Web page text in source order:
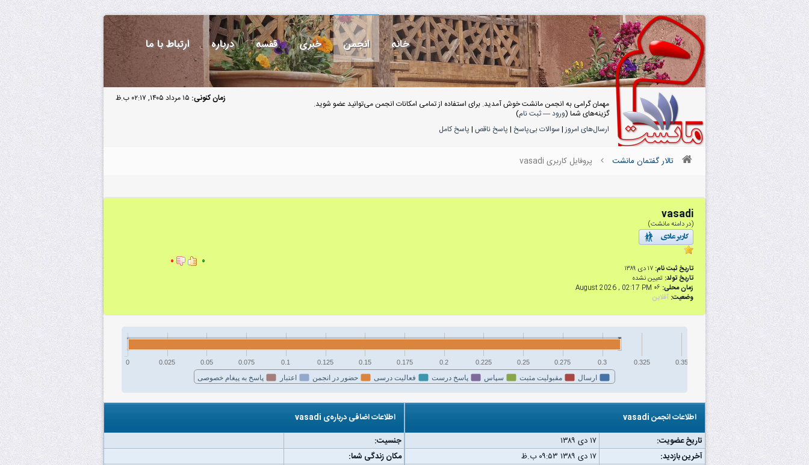
خانه انجمن خبری قفسه درباره ارتباط با ما
زمان کنونی: ۱۵ مرداد ۱۴۰۵, ۰۲:۱۷ ب.ظ
مهمان گرامی به انجمن مانشت خوش آمدید. برای استفاده از تمامی امکانات انجمن می‌توانید عضو شوید.
گزینه‌های شما (ورود—ثبت نام)
ارسال‌های امروز| سوالات بی‌پاسخ | پاسخ ناقص | پاسخ کامل
تالار گفتمان مانشت پروفایل کاربری vasadi
vasadi
(در دامنه مانشت)
تاریخ ثبت نام: ۱۷ دى ۱۳۸۹
تاریخ تولد: تعیین نشده
زمان محلی: ۰۶ August 2026 , 02:17 PM
وضعیت: آفلاین
۰ ۰
ارسال مقبولیت مثبت سپاس پاسخ درست فعالیت درسی حضور در انجمن اعتبار پاسخ به پیغام خصوصی
0 0.025 0.05 0.075 0.1 0.125 0.15 0.175 0.2 0.225 0.25 0.275 0.3 0.325 0.35
اطلاعات انجمن vasadi
تاریخ عضویت:
۱۷ دى ۱۳۸۹
آخرین بازدید:
۱۷ دى ۱۳۸۹ ۰۹:۵۳ ب.ظ
اطلاعات اضافی درباره‌ی vasadi
جنسیت:
مکان زندگی شما: